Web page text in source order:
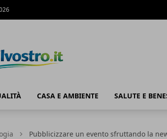
CASA E AMBIENTE SALUTE E
Pubblicizzare un evento sfruttando la